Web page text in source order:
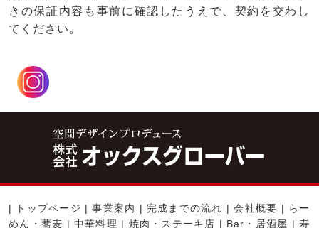
きの保証内容も事前に確認したうえで、契約を交わし
てください。
| トップページ |事業案内 | 完成までの流れ |会社概要 | らー
めん・蕎麦 | 中華料理 | 焼肉・ステーキ店 | Bar・居酒屋 |寿